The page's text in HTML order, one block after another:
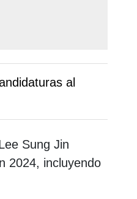
al
Sung Jin
2024, incluyendo